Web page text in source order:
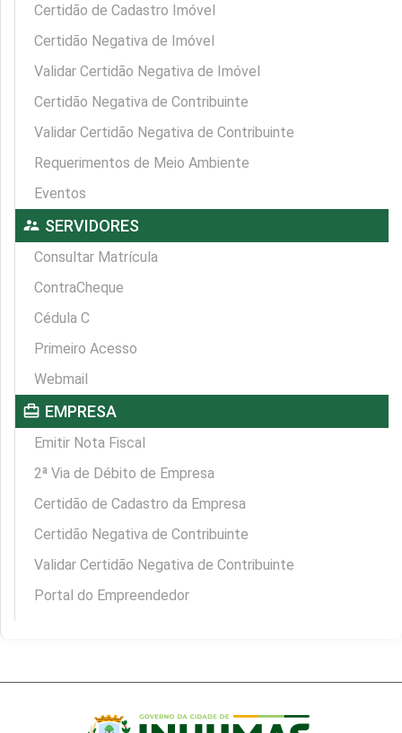
Certidão de Cadastro Imóvel
Certidão Negativa de Imóvel
Validar Certidão Negativa de Imóvel
Certidão Negativa de Contribuinte
Validar Certidão Negativa de Contribuinte
Requerimentos de Meio Ambiente
Eventos
supervisor_account SERVIDORES
Consultar Matrícula
ContraCheque
Cédula C
Primeiro Acesso
Webmail
card_travel EMPRESA
Emitir Nota Fiscal
2ª Via de Débito de Empresa
Certidão de Cadastro da Empresa
Certidão Negativa de Contribuinte
Validar Certidão Negativa de Contribuinte
Portal do Empreendedor